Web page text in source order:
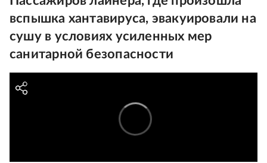
вспышка хантавируса, эвакуировали на
сушу в условиях усиленных мер
санитарной безопасности